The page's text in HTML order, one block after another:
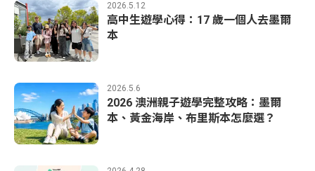
2026.5.12
高中生遊學心得：17 歲一個人去墨爾
本
2026.5.6
2026 澳洲親子遊學完整攻略：墨爾
本、黃金海岸、布里斯本怎麼選？